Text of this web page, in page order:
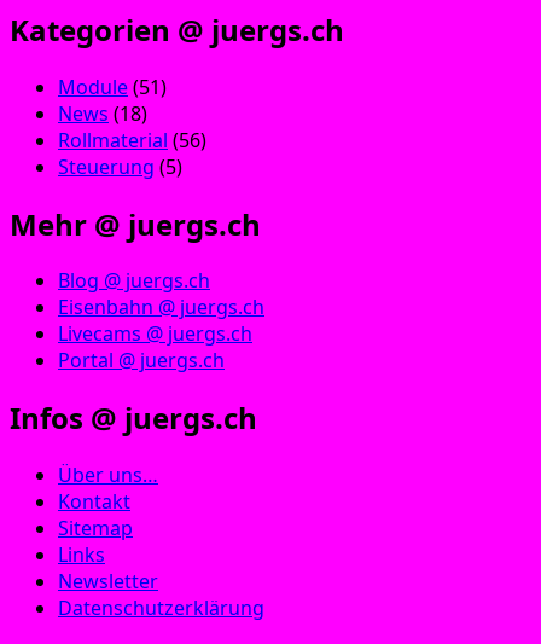
Kategorien @ juergs.ch
Module(51)
News (18)
Rollmaterial (56)
Steuerung (5)
Mehr @ juergs.ch
Blog @ juergs.ch
Eisenbahn @ juergs.ch
Livecams @ juergs.ch
Portal @ juergs.ch
Infos @ juergs.ch
Über uns…
Kontakt
Sitemap
Links
Newsletter
Datenschutzerklärung